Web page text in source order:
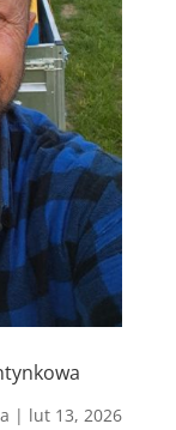
| lut 13, 2026